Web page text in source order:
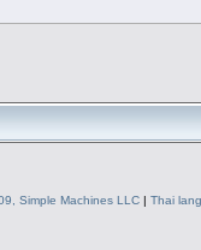
Simple Machines LLC| Thai